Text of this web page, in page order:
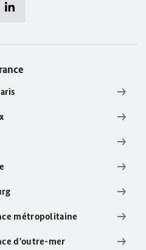
métropolitaine
d'outre-mer